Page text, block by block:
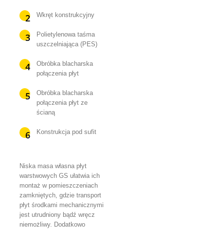
Wkręt konstrukcyjny
Polietylenowa taśma
uszczelniająca (PES)
Obróbka blacharska
połączenia płyt
Obróbka blacharska
połączenia płyt ze
ścianą
Konstrukcja pod sufit
Niska masa własna płyt
warstwowych GS ułatwia ich
montaż w pomieszczeniach
zamkniętych, gdzie transport
płyt środkami mechanicznymi
jest utrudniony bądź wręcz
niemożliwy. Dodatkowo